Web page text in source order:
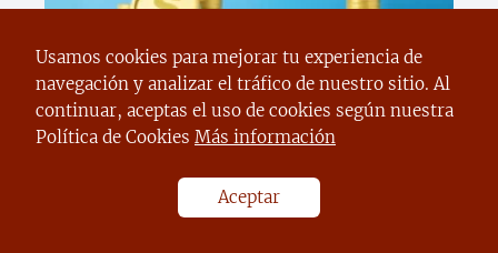
Descubre cómo convertirte en un
experto en ganancias rápidas y fáciles
Usamos cookies para mejorar tu experiencia de
navegación y analizar el tráfico de nuestro sitio. Al
continuar, aceptas el uso de cookies según nuestra
Política de Cookies Más información
Aceptar